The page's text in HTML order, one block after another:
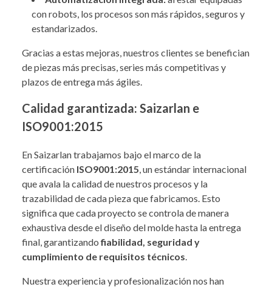
con robots, los procesos son más rápidos, seguros y
estandarizados.
Gracias a estas mejoras, nuestros clientes se benefician
de piezas más precisas, series más competitivas y
plazos de entrega más ágiles.
Calidad garantizada: Saizarlan e
ISO9001:2015
En Saizarlan trabajamos bajo el marco de la
certificación ISO9001:2015 , un estándar internacional
que avala la calidad de nuestros procesos y la
trazabilidad de cada pieza que fabricamos. Esto
significa que cada proyecto se controla de manera
exhaustiva desde el diseño del molde hasta la entrega
final, garantizandofiabilidad, seguridad y
cumplimiento de requisitos técnicos
Nuestra experiencia y profesionalización nos han